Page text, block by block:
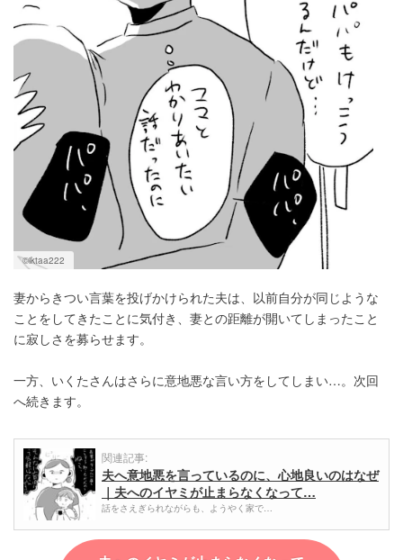
©iktaa222
妻からきつい言葉を投げかけられた夫は、以前自分が同じような
ことをしてきたことに気付き、妻との距離が開いてしまったこと
に寂しさを募らせます。
一方、いくたさんはさらに意地悪な言い方をしてしまい…。次回
へ続きます。
関連記事:
夫へ意地悪を言っているのに、心地良いのはなぜ
｜夫へのイヤミが止まらなくなって…
話をさえぎられながらも、ようやく家で…